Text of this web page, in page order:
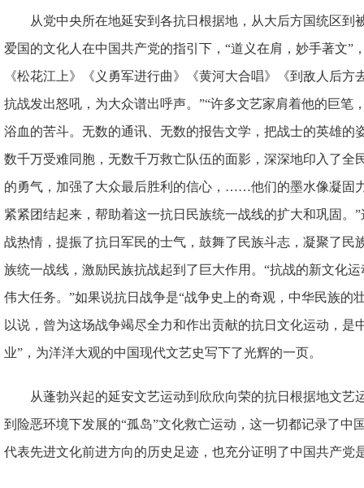
从党中央所在地延安到各抗日根据地，从大后方国统区到
爱国的文化人在中国共产党的指引下，“道义在肩，妙手著文”
《松花江上》《义勇军进行曲》《黄河大合唱》《到敌人后方
抗战发出怒吼，为大众谱出呼声。”“许多文艺家肩着他的巨笔
浴血的苦斗。无数的通讯、无数的报告文学，把战士的英雄的
数千万受难同胞，无数千万救亡队伍的面影，深深地印入了全
的勇气，加强了大众最后胜利的信心，……他们的墨水像凝固
紧紧团结起来，帮助着这一抗日民族统一战线的扩大和巩固。
战热情，提振了抗日军民的士气，鼓舞了民族斗志，凝聚了民
族统一战线，激励民族抗战起到了巨大作用。“抗战的新文化
伟大任务。”如果说抗日战争是“战争史上的奇观，中华民族的
以说，曾为这场战争竭尽全力和作出贡献的抗日文化运动，是
业”，为洋洋大观的中国现代文艺史写下了光辉的一页。
从蓬勃兴起的延安文艺运动到欣欣向荣的抗日根据地文艺
到险恶环境下发展的“孤岛”文化救亡运动，这一切都记录了中
代表先进文化前进方向的历史足迹，也充分证明了中国共产党